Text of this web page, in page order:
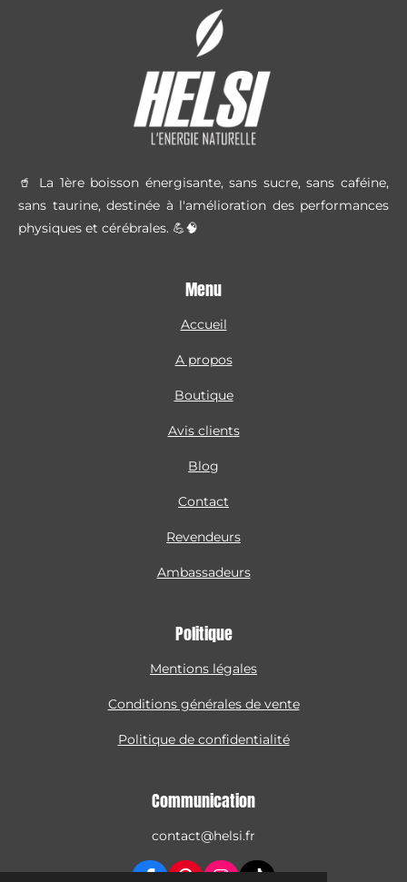
🥤 La 1ère boisson énergisante, sans sucre, sans caféine,
sans taurine, destinée à l'amélioration des performances
physiques et cérébrales. 💪🧠
Menu
Accueil
A propos
Boutique
Avis clients
Blog
Contact
Revendeurs
Ambassadeurs
Politique
Mentions légales
Conditions générales de vente
Politique de confidentialité
Communication
contact@helsi.fr